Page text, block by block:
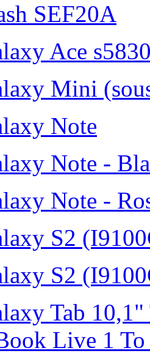
SEF20A
Ace
Mini
Note
Note -
Note -
S2
S2
Tab
Live 1 To